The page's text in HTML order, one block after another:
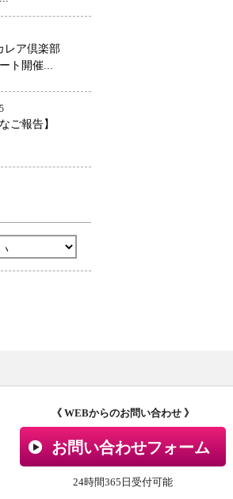
レア倶楽部
ト開催...
ご報告】
《 WEBからのお問い合わせ 》
お問い合わせフォーム
24時間365日受付可能